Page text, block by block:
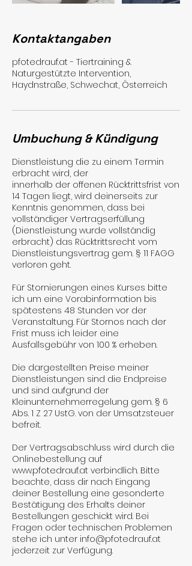
Kontaktangaben
pfotedrauf.at - Tiertraining &
Naturgestützte Intervention,
Haydnstraße, Schwechat, Österreich
Umbuchung & Kündigung
Dienstleistung die zu einem Termin
erbracht wird, der
innerhalb der offenen Rücktrittsfrist von
14 Tagen liegt, wird deinerseits zur
Kenntnis genommen, dass bei
vollständiger Vertragserfüllung
(Dienstleistung wurde vollständig
erbracht) das Rücktrittsrecht vom
Dienstleistungsvertrag gem. § 11 FAGG
verloren geht.
Für Stornierungen eines Kurses bitte
ich um eine Vorabinformation bis
spätestens 48 Stunden vor der
Veranstaltung. Für Stornos nach der
Frist muss ich leider eine
Ausfallsgebühr von 100 % erheben.
Die dargestellten Preise meiner
Dienstleistungen sind die Endpreise
und sind aufgrund der
Kleinunternehmerregelung gem. § 6
Abs. 1 Z 27 UstG. von der Umsatzsteuer
befreit.
Der Vertragsabschluss wird durch die
Onlinebestellung auf
www.pfotedrauf.at verbindlich. Bitte
beachte, dass dir nach Eingang
deiner Bestellung eine gesonderte
Bestätigung des Erhalts deiner
Bestellungen geschickt wird. Bei
Fragen oder technischen Problemen
stehe ich unter info@pfotedrauf.at
jederzeit zur Verfügung.